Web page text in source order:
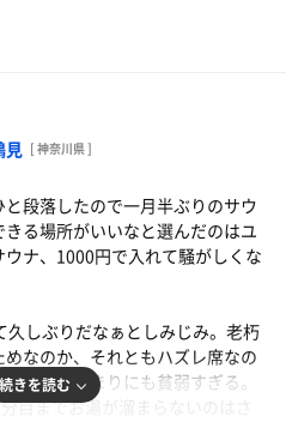
ろうか
るオートロウリュは初めてだ。
さ。1分おきに追いロウリュが2
ているが手足が痺れるほどでは
。昨日の草加よりも深めのとと
時間があれば入りたい。
て残念だったが帰り道は見事な
て来ないですむ。
からサ室へ。かなりの混み具
ないので上段に座ると11時20
りロウリュが始まった。マキタ
に熱風を送る。
程よい熱さ。12時のマット交換
続くのでその間に2セットをこな
はないがちょうどいい冷たさ。
が15℃くらいだろうか。
は頻繁にミストが発生してい
トといえばレックスイン川崎と
田を思い出すが、両者よりも細
和湯に寄ってみるか。入口が混
ん？もしかして空いている？
空いている。
ている。銭湯探訪の賞品でもら
ウナ料金が値上げされているか
でまだサウナ料金100円を維持
湯料金は570円か。サウナ代を入
まり変わらなくなってきたな。
のアディロンダック2脚とイン
だが今日は半分以上空いてい
見 [ 神奈川県 ]
段落したので一月半ぶりのサウ
る場所がいいなと選んだのはユ
ナ、1000円で入れて騒がしくな
久しぶりだなぁとしみじみ。老朽
なのか、それともハズレ席なの
水量があまりにも貧弱すぎる。
目までお湯が溜まらないのはさ
続きを読む